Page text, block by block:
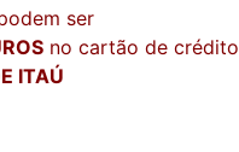
ser
no cartão de crédito
ITAÚ